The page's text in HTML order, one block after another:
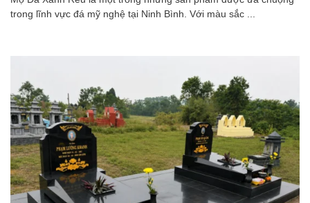
trong lĩnh vực đá mỹ nghệ tại Ninh Bình. Với màu sắc ...